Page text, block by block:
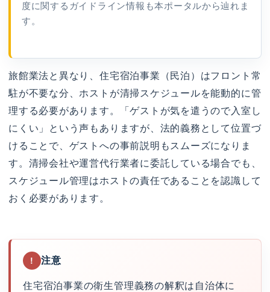
度に関するガイドライン情報も本ポータルから辿れま
す。
旅館業法と異なり、住宅宿泊事業（民泊）はフロント常
駐が不要な分、ホストが清掃スケジュールを能動的に管
理する必要があります。「ゲストが気を遣うので入室し
にくい」という声もありますが、法的義務として位置づ
けることで、ゲストへの事前説明もスムーズになりま
す。清掃会社や運営代行業者に委託している場合でも、
スケジュール管理はホストの責任であることを認識して
おく必要があります。
! 注意
住宅宿泊事業の衛生管理義務の解釈は自治体に